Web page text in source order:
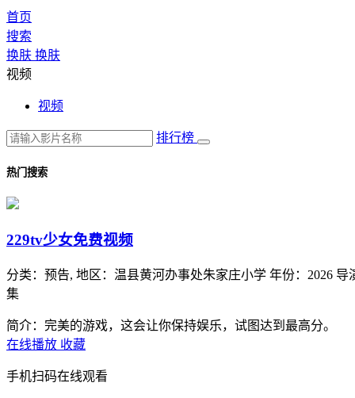
首页
搜索
换肤 换肤
视频
视频
排行榜
热门搜索
229tv少女免费视频
分类： 预告, 地区： 温县黄河办事处朱家庄小学 年份： 2026 导
集
简介：完美的游戏，这会让你保持娱乐，试图达到最高分。
在线播放 收藏
手机扫码在线观看